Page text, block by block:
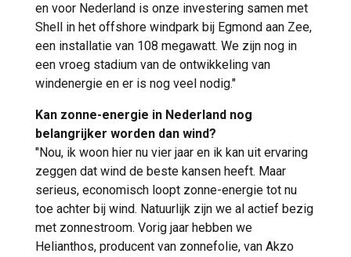
en voor Nederland is onze investering samen met
Shell in het offshore windpark bij Egmond aan Zee,
een installatie van 108 megawatt. We zijn nog in
een vroeg stadium van de ontwikkeling van
windenergie en er is nog veel nodig."
Kan zonne-energie in Nederland nog
belangrijker worden dan wind?
"Nou, ik woon hier nu vier jaar en ik kan uit ervaring
zeggen dat wind de beste kansen heeft. Maar
serieus, economisch loopt zonne-energie tot nu
toe achter bij wind. Natuurlijk zijn we al actief bezig
met zonnestroom. Vorig jaar hebben we
Helianthos, producent van zonnefolie, van Akzo